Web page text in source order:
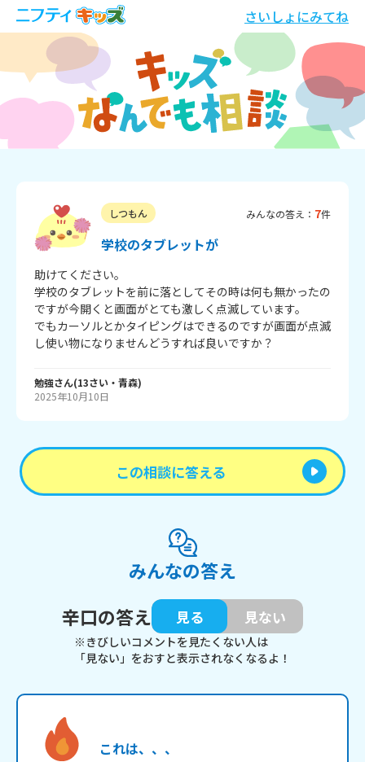
さいしょにみてね
しつもん みんなの答え： 7件
学校のタブレットが
助けてください。
学校のタブレットを前に落としてその時は何も無かったの
ですが今開くと画面がとても激しく点滅しています。
でもカーソルとかタイピングはできるのですが画面が点滅
勉強さん(13さい・ 青森)
2025年10月10日
この相談に答える
みんなの答え
辛口の答え
見る 見ない
※きびしいコメントを見たくない人は
「見ない」をおすと表示されなくなるよ！
これは、、、